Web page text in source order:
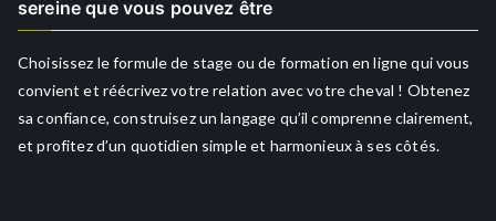
sereine que vous pouvez être
Choisissez le formule de stage ou de formation en ligne qui vous
convient et réécrivez votre relation avec votre cheval ! Obtenez
sa confiance, construisez un langage qu’il comprenne clairement,
et profitez d’un quotidien simple et harmonieux à ses côtés.